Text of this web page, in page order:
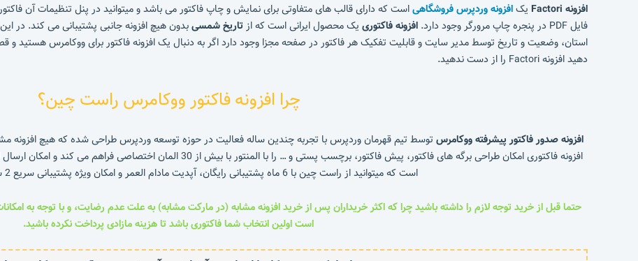
افزونه Factori یکافزونه وردپرس فروشگاهیاست که دارای قالب های متفاوتی برای نمایش و چاپ فاکتور می باشد و میتوانید در پنل تنظیمات آن
فایل PDF در پنجره چاپ مرورگر وجود دارد.
افزونه فاکتوری یکمحصول ایرانیاست که ازتاریخ شمسیبدون هیچ افزونه جانبی پشتیبانی می کند. در این
استان، وضعیت و تاریخ توسط مدیر سایت و قابلیت تفکیک هر فاکتور در صفحه مجزا وجود دارد اگر به دنبال یک افزونه فاکتور برای ووکامرس هستید و
دهید افزونه Factori را از دست ندهید.
چرا افزونه فاکتور ووکامرس راست چین؟
افزونه صدور فاکتور پیشرفته ووکامرس توسط تیم قهرمان وردپرس با تجربه چندین ساله فعالیت در حوزه توسعه وردپرس طراحی شده که هیچ افزونه
افزونه فاکتوری امکان طراحی برگه های فاکتور، پیش فاکتور، برچسب پستی و … را با
است که میتوانید از راست چین با 6 ماه پشتیبانی رایگان، آپدیت مادام العمر و امکان ویژه پشتیبانی سریع 2 ساعته خریداری کنید.
حتما قبل از خرید توجه لازم را داشته باشید چرا که اکثر خریداران پس از خرید افزونه مشابه (در مارکت مشابه) به علت عدم رضایت، و با توجه به
است اولین انتخاب شما فاکتوری باشد تا هزینه مازادی پرداخت نکرده باشید.